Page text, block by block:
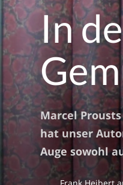
In
Marcel
hat unser
Auge sowohl